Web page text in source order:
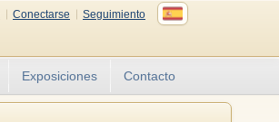
Conectarse
Seguimiento
Exposiciones Contacto